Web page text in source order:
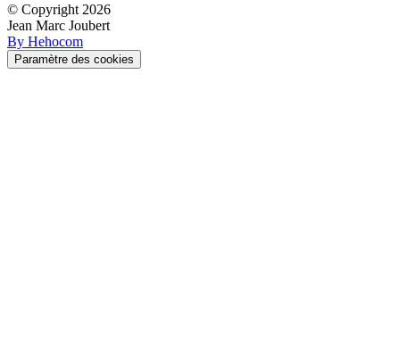
© Copyright 2026
Jean Marc Joubert
By Hehocom
Paramètre des cookies